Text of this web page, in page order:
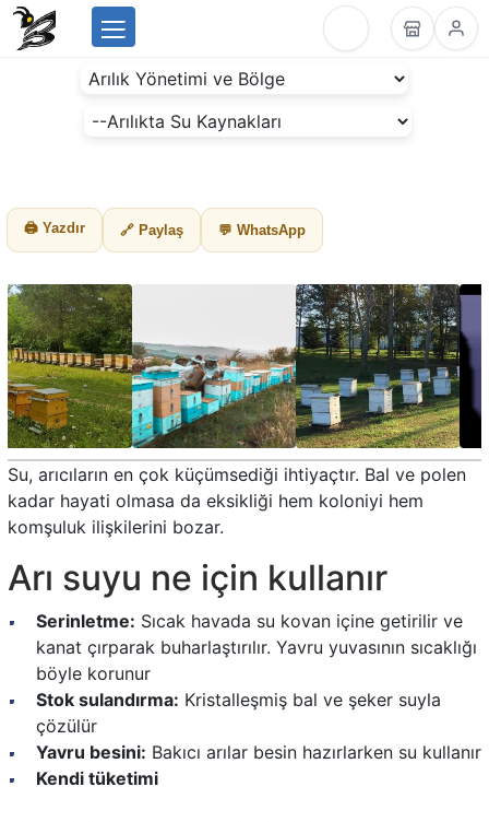
BeesLike
🖨 Yazdır 🔗 Paylaş 💬 WhatsApp
Su, arıcıların en çok küçümsediği ihtiyaçtır. Bal ve polen
kadar hayati olmasa da eksikliği hem koloniyi hem
komşuluk ilişkilerini bozar.
Arı suyu ne için kullanır
Serinletme: Sıcak havada su kovan içine getirilir ve
kanat çırparak buharlaştırılır. Yavru yuvasının sıcaklığı
böyle korunur
Stok sulandırma: Kristalleşmiş bal ve şeker suyla
çözülür
Yavru besini: Bakıcı arılar besin hazırlarken su kullanır
Kendi tüketimi